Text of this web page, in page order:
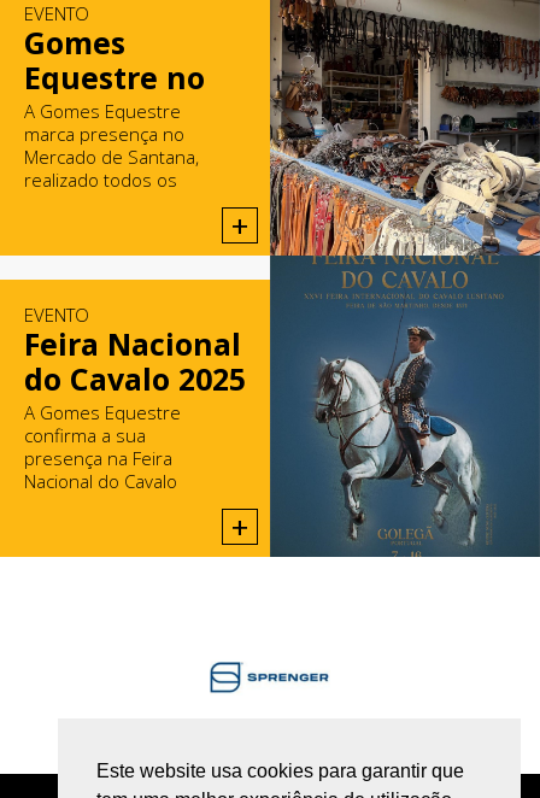
Este website usa cookies para garantir que
EVENTO
Gomes
Equestre no
Mercado de
Santana
A Gomes Equestre
marca presença no
Mercado de Santana,
realizado todos os
+
EVENTO
Feira Nacional
do Cavalo 2025
A Gomes Equestre
confirma a sua
presença na Feira
Nacional do Cavalo
+